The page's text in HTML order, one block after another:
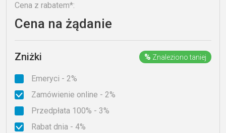
Cena z rabatem*:
Cena na żądanie
Zniżki % Znaleziono taniej
Emeryci - 2%
Zamówienie online - 2%
Przedpłata 100% - 3%
Rabat dnia - 4%